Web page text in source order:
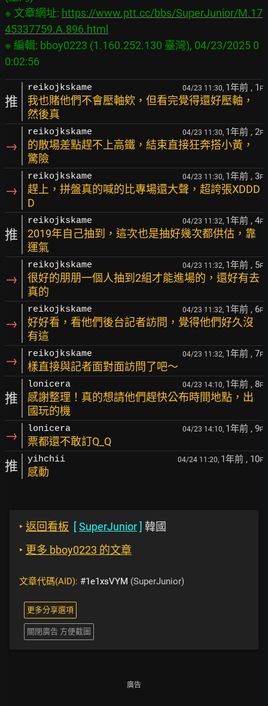
※ 文章網址: https://www.ptt.cc/bbs/SuperJunior/M.17
45337759.A.896.html
※ 編輯: bboy0223 (1.160.252.130 臺灣), 04/23/2025 0
推
reikojkskame 04/23 11:30, 1年前 , 1 F
我也賭他們不會壓軸欸，但看完覺得還好壓軸，
然後真
→
reikojkskame 04/23 11:30, 1年前 , 2F
的散場差點趕不上高鐵，結束直接狂奔搭小黃，
驚險
→
reikojkskame 04/23 11:30, 1年前 , 3F
趕上，拼盤真的喊的比專場還大聲，超誇張XDDD
D
推
reikojkskame 04/23 11:32, 1年前 , 4F
2019年自己抽到，這次也是抽好幾次都供估，靠
運氣
→
reikojkskame 04/23 11:32, 1年前 , 5F
很好的朋朋一個人抽到2組才能進場的，還好有去
真的
→
reikojkskame 04/23 11:32, 1年前 , 6F
好好看，看他們後台記者訪問，覺得他們好久沒
有這
→ reikojkskame 04/23 11:32, 1年前 , 7F
樣直接與記者面對面訪問了吧～
推
lonicera 04/23 14:10, 1年前 , 8F
感謝整理！真的想請他們趕快公布時間地點，出
國玩的機
→ lonicera 04/23 14:10, 1年前 , 9F
票都還不敢訂Q_Q
推 yihchii 04/24 11:20, 1年前 , 10F
感動
‣ 返回看板 [SuperJunior] 韓國
‣ 更多 bboy0223 的文章
文章代碼(AID): #1e1xsVYM (SuperJunior)
更多分享選項
關閉廣告 方便截圖
廣告